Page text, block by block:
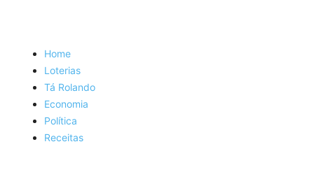
Home
Loterias
Tá Rolando
Economia
Política
Receitas